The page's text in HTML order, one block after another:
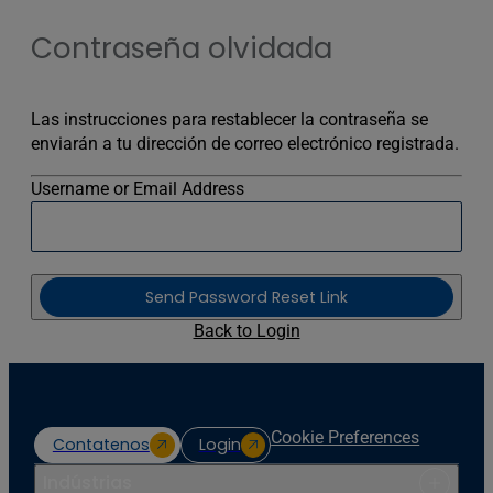
Contraseña olvidada
Las instrucciones para restablecer la contraseña se
enviarán a tu dirección de correo electrónico registrada.
Username or Email Address
Send Password Reset Link
Back to Login
Contatenos Login Cookie Preferences